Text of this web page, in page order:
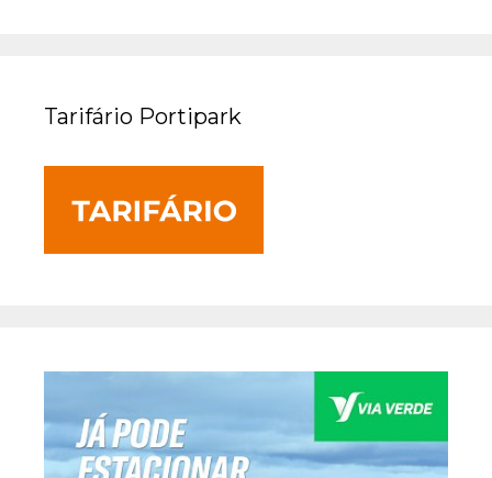
Tarifário Portipark